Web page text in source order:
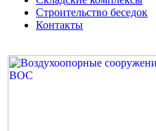
Строительство беседок
Контакты